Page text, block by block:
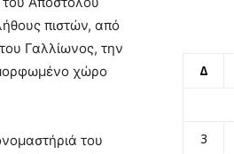
πιστών, από
Γαλλίωνος, την
χώρο
του
Δ
3